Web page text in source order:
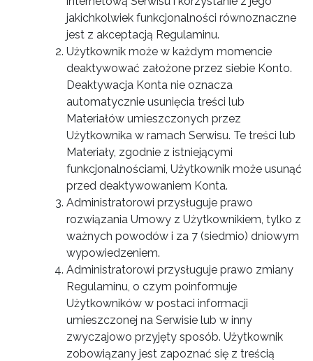
jakichkolwiek funkcjonalności równoznaczne
jest z akceptacją Regulaminu.
Użytkownik może w każdym momencie
deaktywować założone przez siebie Konto.
Deaktywacja Konta nie oznacza
automatycznie usunięcia treści lub
Materiałów umieszczonych przez
Użytkownika w ramach Serwisu. Te treści lub
Materiały, zgodnie z istniejącymi
funkcjonalnościami, Użytkownik może usunąć
przed deaktywowaniem Konta.
Administratorowi przysługuje prawo
rozwiązania Umowy z Użytkownikiem, tylko z
ważnych powodów i za 7 (siedmio) dniowym
wypowiedzeniem.
Administratorowi przysługuje prawo zmiany
Regulaminu, o czym poinformuje
Użytkowników w postaci informacji
umieszczonej na Serwisie lub w inny
zwyczajowo przyjęty sposób. Użytkownik
zobowiązany jest zapoznać się z treścią